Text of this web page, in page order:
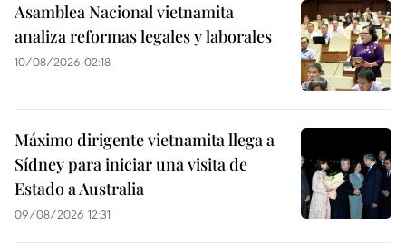
Asamblea Nacional vietnamita
analiza reformas legales y laborales
10/08/2026 02:18
Máximo dirigente vietnamita llega a
Sídney para iniciar una visita de
Estado a Australia
09/08/2026 12:31